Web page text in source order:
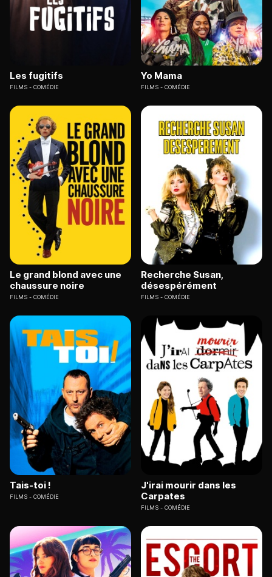
Les fugitifs
FILMS COMÉDIE
Yo Mama
FILMS COMÉDIE
Le grand blond avec une
chaussure noire
FILMS COMÉDIE
Recherche Susan,
désespérément
FILMS COMÉDIE
Tais-toi !
FILMS COMÉDIE
J'irai mourir dans les
Carpates
FILMS COMÉDIE